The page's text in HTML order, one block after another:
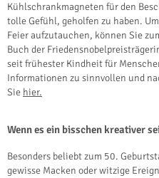
Kühlschrankmagneten für den
tolle Gefühl, geholfen zu haben.
Feier aufzutauchen, können Sie
Buch der
seit frühester Kindheit für
Informationen zu sinnvollen und
Sie hier.
Wenn es ein bisschen kreativer
Besonders beliebt zum 50.
gewisse Macken oder witzige